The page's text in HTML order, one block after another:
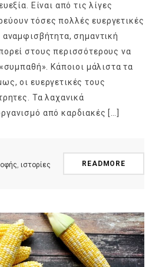
Είναι από τις λίγες
τόσες πολλές ευεργετικές
αναμφισβήτητα, σημαντική
στους περισσότερους να
«συμπαθή». Κάποιοι μάλιστα τα
οι ευεργετικές τους
Τα λαχανικά
από καρδιακές […]
, ιστορίες
READMORE